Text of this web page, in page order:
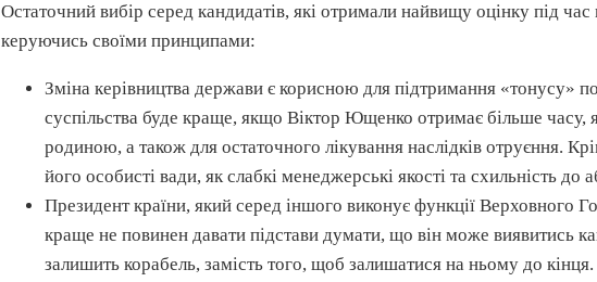
Остаточний вибір серед кандидатів, які отримали найвищу оцінку під
керуючись своїми принципами:
Зміна керівництва держави є корисною для підтримання «тонусу»
суспільства буде краще, якщо Віктор Ющенко отримає більше часу,
родиною, а також для остаточного лікування наслідків отруєння.
його особисті вади, як слабкіменеджерські якості та схильність до
Президент країни, який серед іншого виконує функції Верховного
краще не повинен давати підстави думати, що він може виявитись
залишить корабель, замість того, щоб залишатися на ньому до